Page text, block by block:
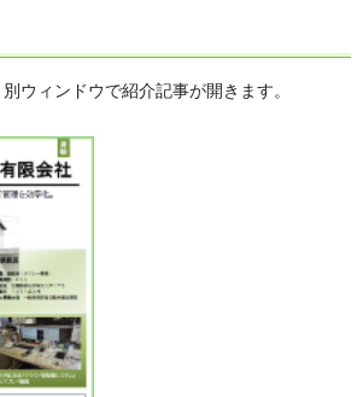
ウィンドウで紹介記事が開きます。